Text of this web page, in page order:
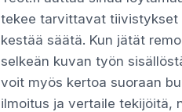
tekee tarvittavat tiivistykset
kestää säätä. Kun jätät
selkeän kuvan työn
voit myös kertoa suoraan
ilmoitus ja vertaile tekijöitä,